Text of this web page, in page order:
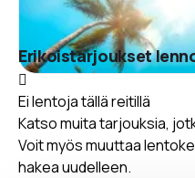
Erikoistarjoukset
Ei lentoja tällä reitillä
Katso muita tarjouksia,
Voit myös muuttaa
hakea uudelleen.